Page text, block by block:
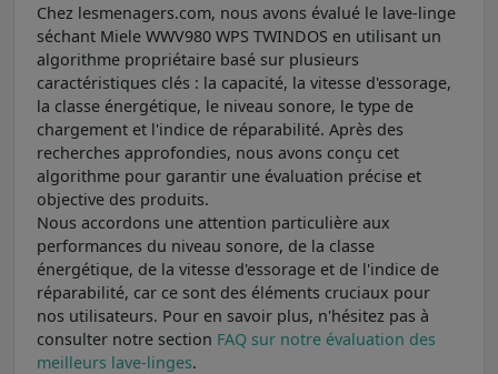
Chez lesmenagers.com, nous avons évalué le lave-linge
séchant Miele WWV980 WPS TWINDOS en utilisant un
algorithme propriétaire basé sur plusieurs
caractéristiques clés : la capacité, la vitesse d'essorage,
la classe énergétique, le niveau sonore, le type de
chargement et l'indice de réparabilité. Après des
recherches approfondies, nous avons conçu cet
algorithme pour garantir une évaluation précise et
objective des produits.
Nous accordons une attention particulière aux
performances du niveau sonore, de la classe
énergétique, de la vitesse d'essorage et de l'indice de
réparabilité, car ce sont des éléments cruciaux pour
nos utilisateurs. Pour en savoir plus, n'hésitez pas à
consulter notre section FAQ sur notre évaluation des
meilleurs lave-linges.